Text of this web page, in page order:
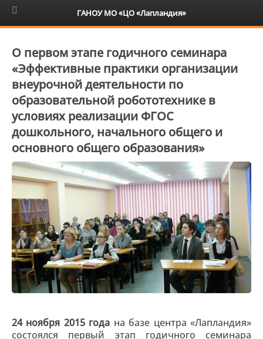
6+
О первом этапе годичного семинара
«Эффективные практики организации
внеурочной деятельности по
образовательной робототехнике в
условиях реализации ФГОС
дошкольного, начального общего и
основного общего образования»
24 ноября 2015 года на базе центра «Лапландия»
состоялся первый этап годичного семинара
ГАНОУ МО «ЦО «Лапландия»